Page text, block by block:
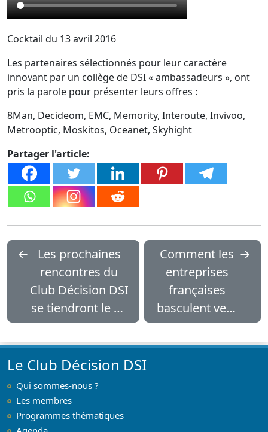
Cocktail du 13 avril 2016
Les partenaires sélectionnés pour leur caractère
innovant par un collège de DSI « ambassadeurs », ont
pris la parole pour présenter leurs offres :
8Man, Decideom, EMC, Memority, Interoute, Invivoo,
Metrooptic, Moskitos, Oceanet, Skyhight
Partager l'article:
←
Les prochaines
rencontres du
Club Décision DSI
se tiendront le 13
avril
Comment les
entreprises
françaises
basculent vers
le SaaS ?
→
Le Club Décision DSI
Qui sommes-nous ?
Les membres
Programmes thématiques